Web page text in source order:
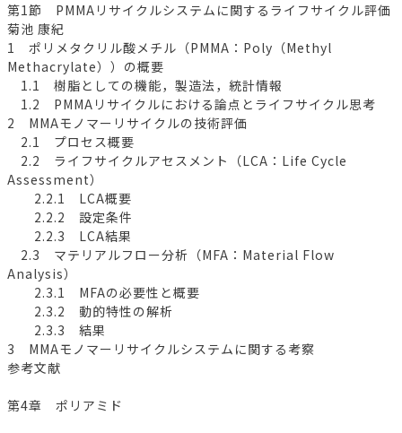
第1節 PMMAリサイクルシステムに関するライフサイクル評価
菊池 康紀
1 ポリメタクリル酸メチル（PMMA：Poly（Methyl
Methacrylate））の概要
1.1 樹脂としての機能，製造法，統計情報
1.2 PMMAリサイクルにおける論点とライフサイクル思考
2 MMAモノマーリサイクルの技術評価
2.1 プロセス概要
2.2 ライフサイクルアセスメント（LCA：Life Cycle
Assessment）
2.2.1 LCA概要
2.2.2 設定条件
2.2.3 LCA結果
2.3 マテリアルフロー分析（MFA：Material Flow
Analysis）
2.3.1 MFAの必要性と概要
2.3.2 動的特性の解析
2.3.3 結果
3 MMAモノマーリサイクルシステムに関する考察
参考文献
第4章 ポリアミド